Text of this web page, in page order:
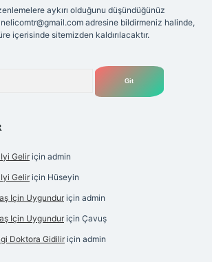
aykırı olduğunu düşündüğünüz
adresine bildirmeniz halinde,
içerisinde sitemizden kaldırılacaktır.
Gelir için admin
Gelir için Hüseyin
Için Uygundur için admin
Için Uygundur için Çavuş
Doktora Gidilir için admin